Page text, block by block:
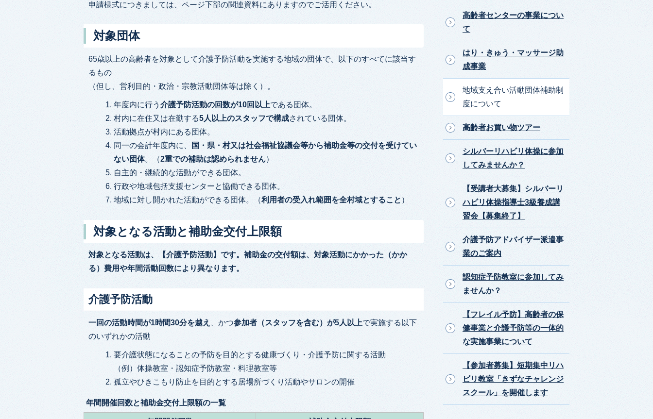
申請様式につきましては、ページ下部の関連資料にありますのでご活用ください。
対象団体
65歳以上の高齢者を対象として介護予防活動を実施する地域の団体で、以下のすべてに該当す
るもの
（但し、営利目的・政治・宗教活動団体等は除く）。
年度内に行う 介護予防活動の回数が10回以上である団体。
村内に在住又は在勤する5人以上のスタッフで構成されている団体。
活動拠点が村内にある団体。
同一の会計年度内に、
国・県・村又は社会福祉協議会等から補助金等の交付を受けてい
ない団体。（2重での補助は認められません）
自主的・継続的な活動ができる団体。
行政や地域包括支援センターと協働できる団体。
地域に対し開かれた活動ができる団体。（利用者の受入れ範囲を全村域とすること ）
対象となる活動と補助金交付上限額
対象となる活動は、【介護予防活動】です。補助金の交付額は、対象活動にかかった（かか
る）費用や年間活動回数により異なります。
介護予防活動
一回の活動時間が1時間30分を越え 、かつ参加者（スタッフを含む）が5人以上で実施する以下
のいずれかの活動
要介護状態になることの予防を目的とする健康づくり・介護予防に関する活動
（例）体操教室・認知症予防教室・料理教室等
孤立やひきこもり防止を目的とする居場所づくり活動やサロンの開催
年間開催回数と補助金交付上限額の一覧
高齢者センターの事業につい
て
はり・きゅう・マッサージ助
成事業
地域支え合い活動団体補助制
度について
高齢者お買い物ツアー
シルバーリハビリ体操に参加
してみませんか？
【受講者大募集】シルバーリ
ハビリ体操指導士3級養成講
習会【募集終了】
介護予防アドバイザー派遣事
業のご案内
認知症予防教室に参加してみ
ませんか？
【フレイル予防】高齢者の保
健事業と介護予防等の一体的
な実施事業について
【参加者募集】短期集中リハ
ビリ教室「きずなチャレンジ
スクール」を開催します